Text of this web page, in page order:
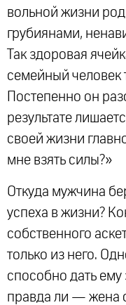
вольной жизни
грубиянами,
Так здоровая
семейный человек
Постепенно он
результате
своей жизни
мне взять силы?»
Откуда мужчина
успеха в жизни?
собственного
только из него.
способно дать ему
правда ли — жена